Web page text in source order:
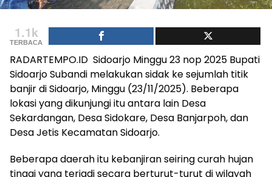
1.1k
TERBACA
RADARTEMPO.ID Sidoarjo Minggu 23 nop 2025 Bupati
Sidoarjo Subandi melakukan sidak ke sejumlah titik
banjir di Sidoarjo, Minggu (23/11/2025). Beberapa
lokasi yang dikunjungi itu antara lain Desa
Sekardangan, Desa Sidokare, Desa Banjarpoh, dan
Desa Jetis Kecamatan Sidoarjo.
Beberapa daerah itu kebanjiran seiring curah hujan
tinggi yang terjadi secara berturut-turut di wilayah